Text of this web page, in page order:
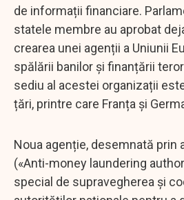
de informații financiare.
statele membre au aprobat
crearea unei agenții a Uniunii
spălării banilor și finanțării
sediu al acestei organizații
țări, printre care Franța și
Noua agenție, desemnată prin
(«Anti-money laundering
special de supravegherea și